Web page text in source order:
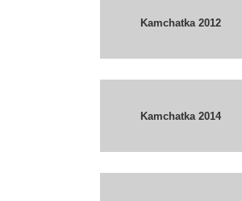
Kamchatka 2012
Kamchatka 2014